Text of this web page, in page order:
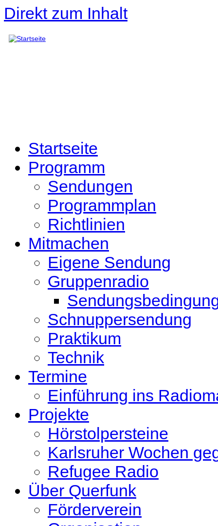
Direkt zum Inhalt
Startseite
Programm
Sendungen
Programmplan
Richtlinien
Mitmachen
Eigene Sendung
Gruppenradio
Schnuppersendung
Praktikum
Technik
Termine
Einführung ins
Projekte
Hörstolpersteine
Karlsruher Wochen
Refugee Radio
Über Querfunk
Förderverein